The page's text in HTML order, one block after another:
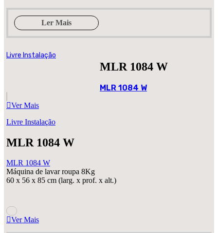
Ler Mais
Livre Instalação
MLR 1084 W
MLR 1084 W
Ver Mais
Livre Instalação
MLR 1084 W
MLR 1084 W
Máquina de lavar roupa 8Kg
60 x 56 x 85 cm (larg. x prof. x alt.)
Ver Mais